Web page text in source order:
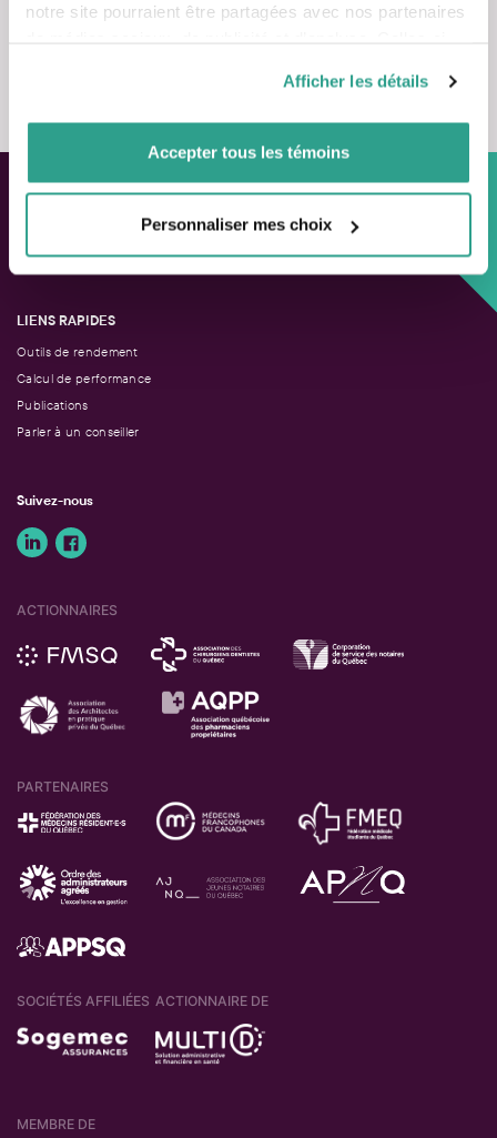
notre site pourraient être partagées avec nos partenaires
vous leur auriez fournies ou qu’ils auraient collectées lors
de votre utilisation de leurs services.
Afficher les détails
Accepter tous les témoins
Personnaliser mes choix
Nous contacter
Approche personnalisée,
Solutions adaptées.
LIENS RAPIDES
Outils de rendement
Calcul de performance
Publications
Parler à un conseiller
Suivez-nous
ACTIONNAIRES
PARTENAIRES
SOCIÉTÉS AFFILIÉES ACTIONNAIRE DE
MEMBRE DE